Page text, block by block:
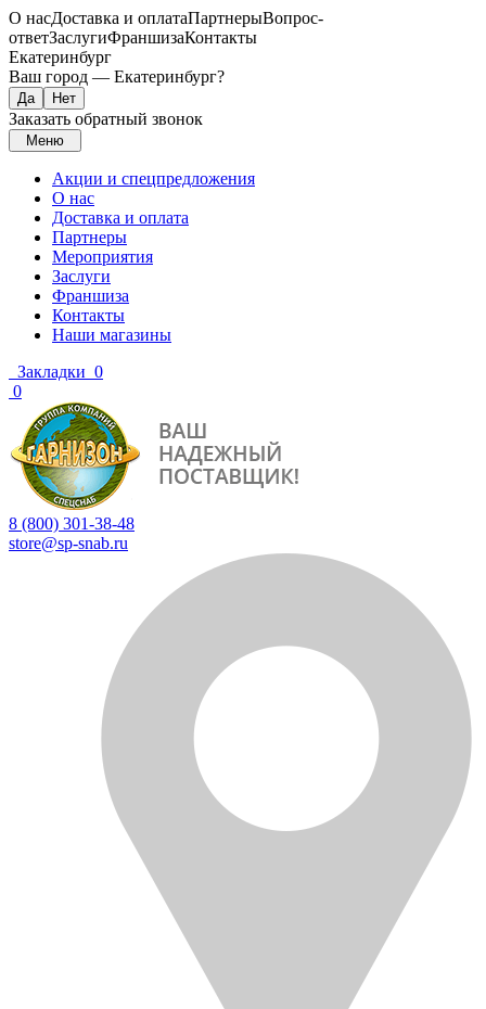
О насДоставка и оплатаПартнерыВопрос-
ответЗаслугиФраншизаКонтакты
Екатеринбург
Ваш город — Екатеринбург?
Заказать обратный звонок
Меню
Акции и спецпредложения
О нас
Доставка и оплата
Партнеры
Мероприятия
Заслуги
Франшиза
Контакты
Наши магазины
Закладки 0
0
8 (800) 301-38-48
store@sp-snab.ru